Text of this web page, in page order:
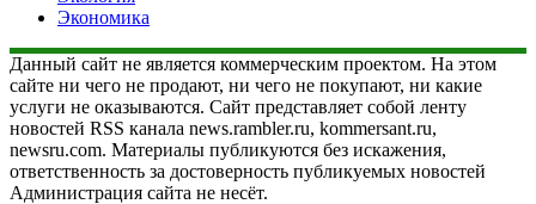
Экономика
Данный сайт не является коммерческим проектом. На этом
сайте ни чего не продают, ни чего не покупают, ни какие
услуги не оказываются. Сайт представляет собой ленту
новостей RSS канала news.rambler.ru, kommersant.ru,
newsru.com. Материалы публикуются без искажения,
ответственность за достоверность публикуемых новостей
Администрация сайта не несёт.